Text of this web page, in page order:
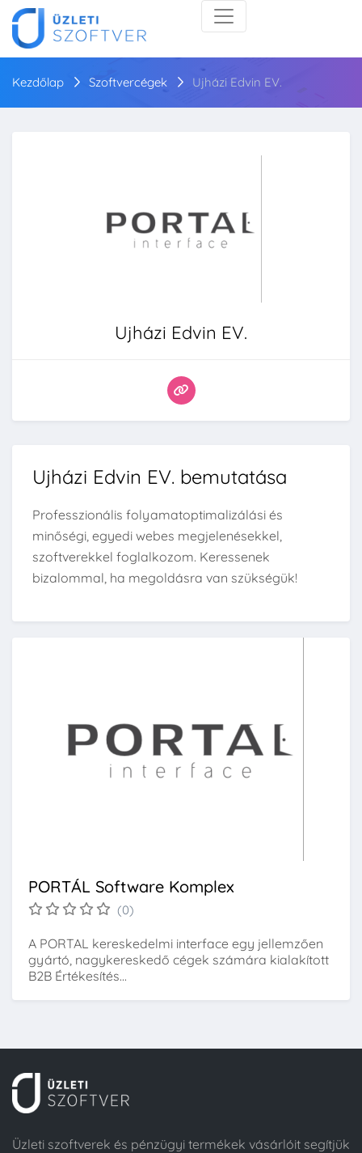
Kezdőlap Szoftvercégek Ujházi Edvin EV.
Ujházi Edvin EV.
Ujházi Edvin EV. bemutatása
Professzionális folyamatoptimalizálási és
minőségi, egyedi webes megjelenésekkel,
szoftverekkel foglalkozom. Keressenek
bizalommal, ha megoldásra van szükségük!
PORTÁL Software Komplex
(0)
A PORTAL kereskedelmi interface egy jellemzően
gyártó, nagykereskedő cégek számára kialakított
B2B Értékesítés...
Üzleti szoftverek és pénzügyi termékek vásárlóit segítjük